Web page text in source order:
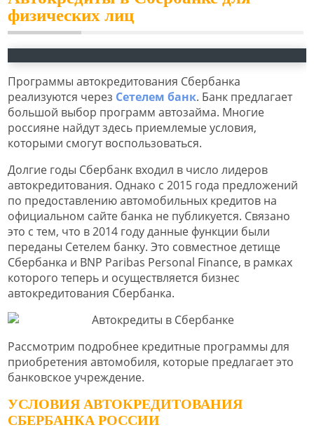
физических лиц
Программы автокредитования Сбербанка
реализуются через Сетелем банк. Банк предлагает
большой выбор программ автозайма. Многие
россияне найдут здесь приемлемые условия,
которыми смогут воспользоваться.
Долгие годы Сбербанк входил в число лидеров
автокредитования. Однако с 2015 года предложений
по предоставлению автомобильных кредитов на
официальном сайте банка не публикуется. Связано
это с тем, что в 2014 году данные функции были
переданы Сетелем банку. Это совместное детище
Сбербанка и BNP Paribas Personal Finance, в рамках
которого теперь и осуществляется бизнес
автокредитования Сбербанка.
Рассмотрим подробнее кредитные программы для
приобретения автомобиля, которые предлагает это
банковское учреждение.
УСЛОВИЯ АВТОКРЕДИТОВАНИЯ
СБЕРБАНКА РОССИИ